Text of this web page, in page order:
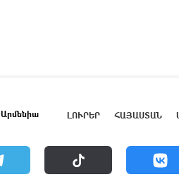
Արմենիա ԼՈՒՐԵՐ ՀԱՅԱՍՏԱՆ